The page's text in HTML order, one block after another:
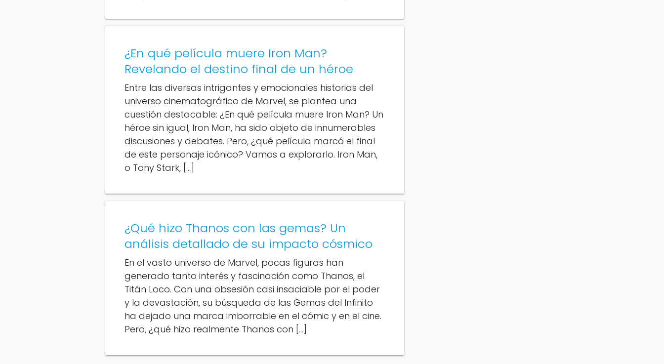
¿En qué película muere Iron Man?
Revelando el destino final de un héroe
Entre las diversas intrigantes y emocionales historias del
universo cinematográfico de Marvel, se plantea una
cuestión destacable: ¿En qué película muere Iron Man? Un
héroe sin igual, Iron Man, ha sido objeto de innumerables
discusiones y debates. Pero, ¿qué película marcó el final
de este personaje icónico? Vamos a explorarlo. Iron Man,
o Tony Stark, […]
¿Qué hizo Thanos con las gemas? Un
análisis detallado de su impacto cósmico
En el vasto universo de Marvel, pocas figuras han
generado tanto interés y fascinación como Thanos, el
Titán Loco. Con una obsesión casi insaciable por el poder
y la devastación, su búsqueda de las Gemas del Infinito
ha dejado una marca imborrable en el cómic y en el cine.
Pero, ¿qué hizo realmente Thanos con […]